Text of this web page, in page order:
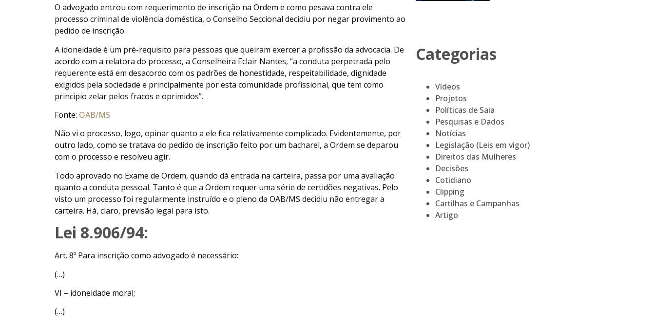
O advogado entrou com requerimento de inscrição na Ordem e como pesava contra ele
processo criminal de violência doméstica, o Conselho Seccional decidiu por negar provimento ao
pedido de inscrição.
A idoneidade é um pré-requisito para pessoas que queiram exercer a profissão da advocacia. De
acordo com a relatora do processo, a Conselheira Eclair Nantes, “a conduta perpetrada pelo
requerente está em desacordo com os padrões de honestidade, respeitabilidade, dignidade
exigidos pela sociedade e principalmente por esta comunidade profissional, que tem como
principio zelar pelos fracos e oprimidos”.
Fonte: OAB/MS
Não vi o processo, logo, opinar quanto a ele fica relativamente complicado. Evidentemente, por
outro lado, como se tratava do pedido de inscrição feito por um bacharel, a Ordem se deparou
com o processo e resolveu agir.
Todo aprovado no Exame de Ordem, quando dá entrada na carteira, passa por uma avaliação
quanto a conduta pessoal. Tanto é que a Ordem requer uma série de certidões negativas. Pelo
visto um processo foi regularmente instruído e o pleno da OAB/MS decidiu não entregar a
carteira. Há, claro, previsão legal para isto.
Lei 8.906/94:
Art. 8º Para inscrição como advogado é necessário:
(…)
VI – idoneidade moral;
(…)
Categorias
Vídeos
Projetos
Políticas de Saia
Pesquisas e Dados
Notícias
Legislação (Leis em vigor)
Direitos das Mulheres
Decisões
Cotidiano
Clipping
Cartilhas e Campanhas
Artigo